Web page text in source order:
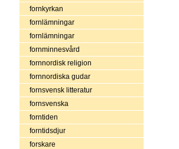
fornkyrkan
fornlämningar
fornlämningar
fornminnesvård
fornnordisk religion
fornnordiska gudar
fornsvensk litteratur
fornsvenska
forntiden
forntidsdjur
forskare